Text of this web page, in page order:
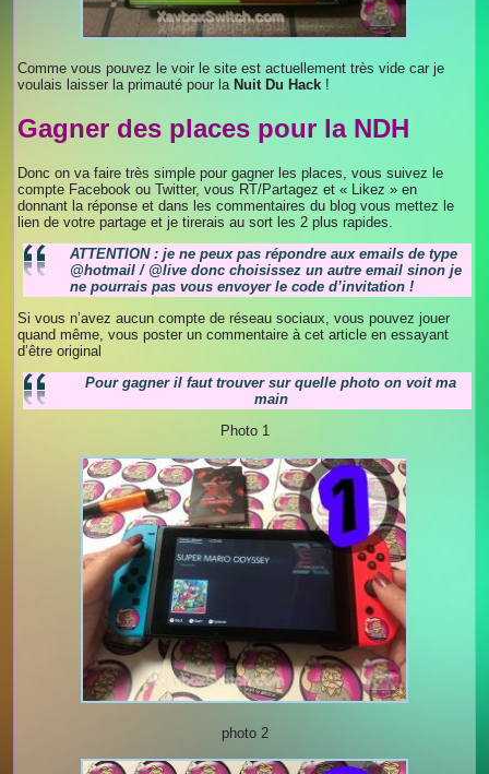
Comme vous pouvez le voir le site est actuellement très vide car je
voulais laisser la primauté pour la Nuit Du Hack !
Gagner des places pour la NDH
Donc on va faire très simple pour gagner les places, vous suivez le
compte Facebook ou Twitter, vous RT/Partagez et « Likez » en
donnant la réponse et dans les commentaires du blog vous mettez le
lien de votre partage et je tirerais au sort les 2 plus rapides.
ATTENTION : je ne peux pas répondre aux emails de type
@hotmail / @live donc choisissez un autre email sinon je
ne pourrais pas vous envoyer le code d’invitation !
Si vous n’avez aucun compte de réseau sociaux, vous pouvez jouer
quand même, vous poster un commentaire à cet article en essayant
d’être original
Pour gagner il faut trouver sur quelle photo on voit ma
main
Photo 1
photo 2